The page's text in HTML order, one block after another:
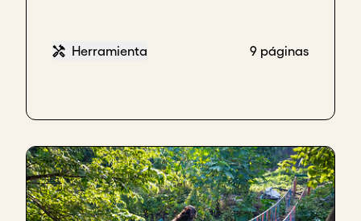
compromiso de la persona de hacerlo.
online, estábamos en plena pandemia, y
organizaciones. Lo empezamos a hacer juntos una
vez a la semana durante tres horas.
Y eso ha cambiado todo. Eso cambió nuestros
Herramienta 9 páginas